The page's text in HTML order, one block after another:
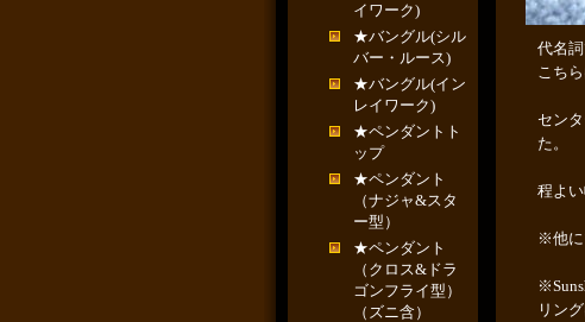
イワーク)
★バングル(シル
バー・ルース)
★バングル(イン
レイワーク)
★ペンダントト
ップ
★ペンダント
（ナジャ&スタ
ー型）
★ペンダント
（クロス&ドラ
ゴンフライ型）
（ズニ含）
代名
こち
セン
た。
程よ
※他に
リン